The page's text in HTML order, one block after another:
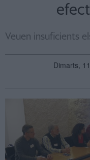
Veuen insuficients
Dimarts,